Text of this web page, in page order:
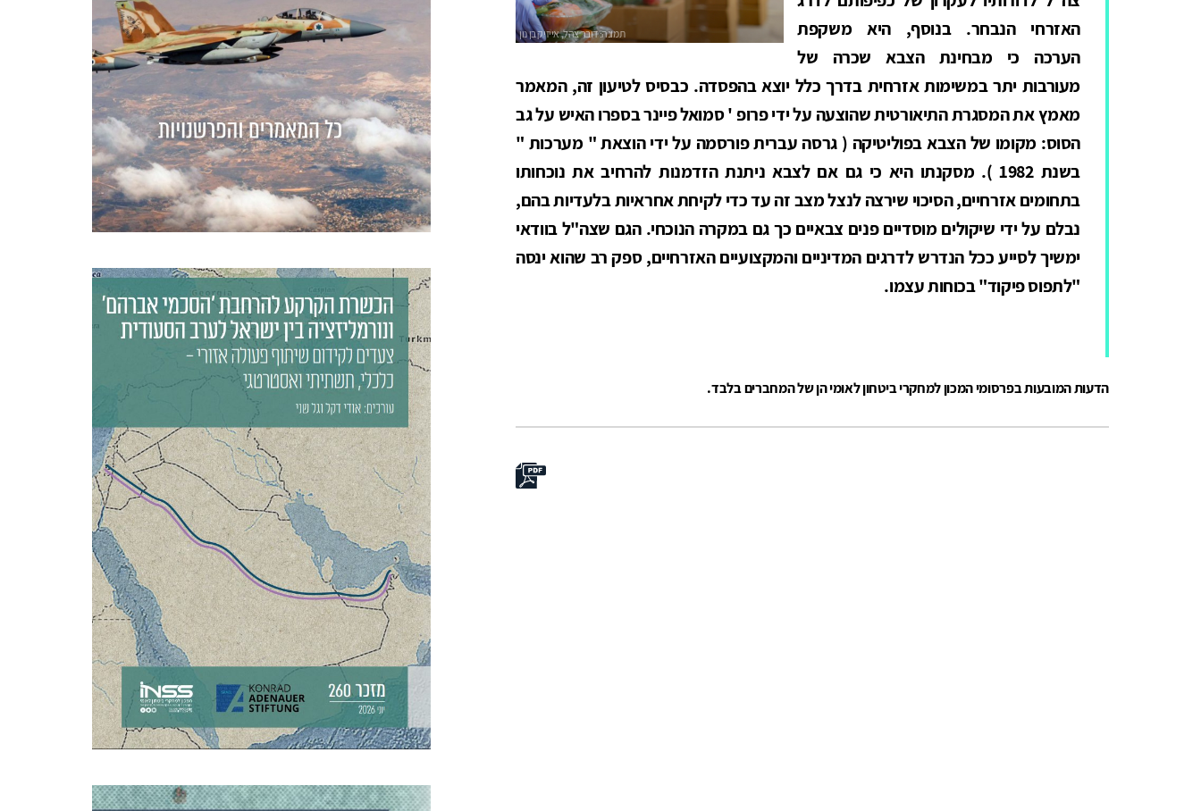
האזרחי הנבחר. בנוסף, היא משקפת
הערכה כי מבחינת הצבא שכרה של
מעורבות יתר במשימות אזרחית בדרך כלל יוצא בהפסדה. כבסיס לטיעון זה, המאמר
מאמץ את המסגרת התיאורטית שהוצעה על ידי פרופ ' סמואל פיינר בספרו האיש על גב
הסוס: מקומו של הצבא בפוליטיקה ( גרסה עברית פורסמה על ידי הוצאת " מערכות "
בשנת 1982 ). מסקנתו היא כי גם אם לצבא ניתנת הזדמנות להרחיב את נוכחותו
בתחומים אזרחיים, הסיכוי שירצה לנצל מצב זה עד כדי לקיחת אחראיות בלעדיות בהם,
נבלם על ידי שיקולים מוסדיים פנים צבאיים כך גם במקרה הנוכחי. הגם שצה"ל בוודאי
ימשיך לסייע ככל הנדרש לדרגים המדיניים והמקצועיים האזרחיים, ספק רב שהוא ינסה
"לתפוס פיקוד" בכוחות עצמו.
הדעות המובעות בפרסומי המכון למחקרי ביטחון לאומי הן של המחברים בלבד.